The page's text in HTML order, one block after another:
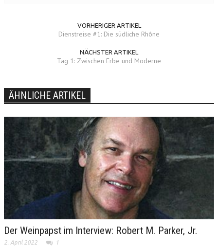
VORHERIGER ARTIKEL
Dienstreise #1: Die südliche Rhône
NÄCHSTER ARTIKEL
Tag 1: Zwischen Erbe und Moderne
ÄHNLICHE ARTIKEL
Der Weinpapst im Interview: Robert M. Parker, Jr.
2. April 2022 1